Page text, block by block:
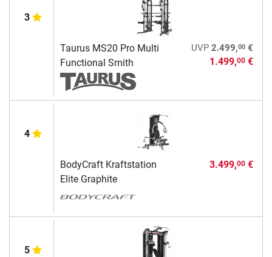
3
Taurus MS20 Pro Multi
Functional Smith
UVP 2.499,00€
1.499,00€
4
BodyCraft Kraftstation
Elite Graphite
3.499,00€
5